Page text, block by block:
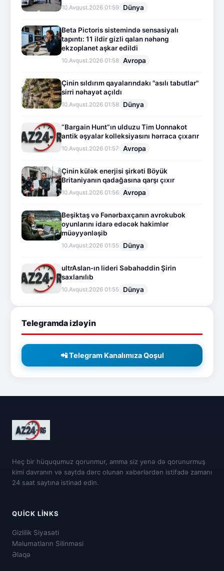
10.Avqust.2026 01:59 Dünya
Beta Pictoris sistemində sensasiyalı
tapıntı: 11 ildir gizli qalan nəhəng
ekzoplanet aşkar edildi
10.Avqust.2026 01:58 Avropa
Çinin sıldırım qayalarındakı "asılı tabutlar"
sirri nəhayət açıldı
10.Avqust.2026 01:58 Dünya
“Bargain Hunt”ın ulduzu Tim Uonnakot
antik əşyalar kolleksiyasını hərraca çıxarır
10.Avqust.2026 01:57 Avropa
Çinin külək enerjisi şirkəti Böyük
Britaniyanın qadağasına qarşı çıxır
10.Avqust.2026 01:56 Avropa
Beşiktaş və Fənərbaxçanın avrokubok
oyunlarını idarə edəcək hakimlər
müəyyənləşib
10.Avqust.2026 01:55 Dünya
ultrAslan-ın lideri Səbahəddin Şirin
saxlanılıb
10.Avqust.2026 01:55 Dünya
Telegramda izləyin
📲 Telegram Kanalımıza Qoşul
Heç bir hüququmuz qorunmur, amma siz yenə də qorunurmuş
kimi davranın və saytda dərc olunan xəbərlərdən istifadə zamanı
24 saat saytına istinad edin.
QUICK LINKS
Gizlilik Siyasəti
Məlumatların Silinməsi
Əlaqə